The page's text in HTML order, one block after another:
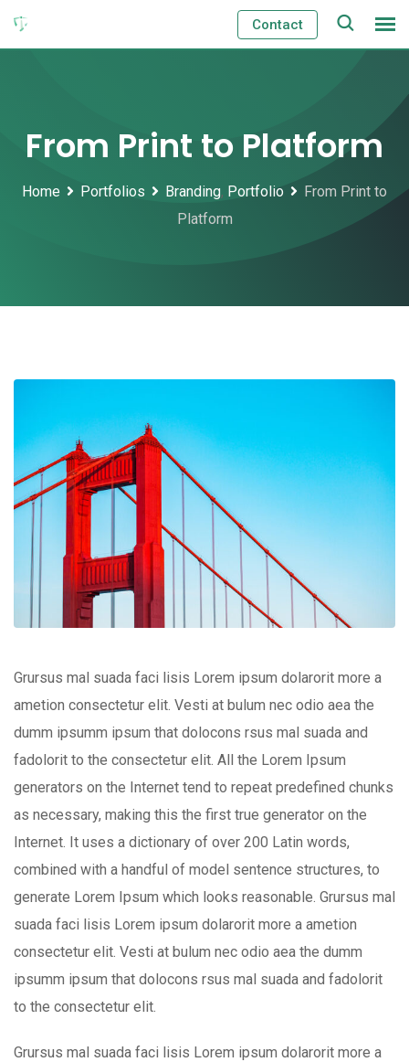
Skip
Contact
From Print to Platform
Home Portfolios Branding, Portfolio
From Print to
Platform
Grursus mal suada faci lisis Lorem ipsum dolarorit more a
ametion consectetur elit. Vesti at bulum nec odio aea the
dumm ipsumm ipsum that dolocons rsus mal suada and
fadolorit to the consectetur elit. All the Lorem Ipsum
generators on the Internet tend to repeat predefined chunks
as necessary, making this the first true generator on the
Internet. It uses a dictionary of over 200 Latin words,
combined with a handful of model sentence structures, to
generate Lorem Ipsum which looks reasonable. Grursus mal
suada faci lisis Lorem ipsum dolarorit more a ametion
consectetur elit. Vesti at bulum nec odio aea the dumm
ipsumm ipsum that dolocons rsus mal suada and fadolorit
to the consectetur elit.
Grursus mal suada faci lisis Lorem ipsum dolarorit more a